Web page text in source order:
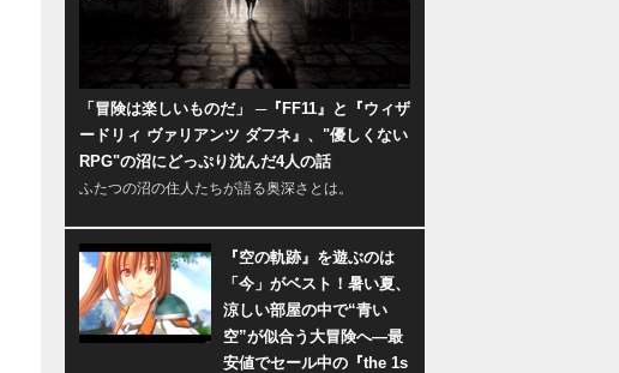
「冒険は楽しいものだ」 ─『FF11』と『ウィザ
ードリィ ヴァリアンツ ダフネ』、"優しくない
RPG"の沼にどっぷり沈んだ4人の話
ふたつの沼の住人たちが語る奥深さとは。
『空の軌跡』を遊ぶのは
「今」がベスト！暑い夏、
涼しい部屋の中で“青い
空”が似合う大冒険へ―最
安値でセール中の『the 1s